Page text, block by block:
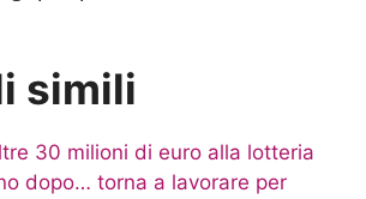
simili
30 milioni di euro alla lotteria
dopo… torna a lavorare per